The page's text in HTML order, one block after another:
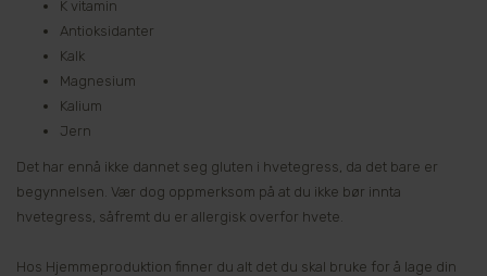
K vitamin
Antioksidanter
Kalk
Magnesium
Kalium
Jern
Det har ennå ikke dannet seg gluten i hvetegress, da det bare er
begynnelsen. Vær dog oppmerksom på at du ikke bør innta
hvetegress, såfremt du er allergisk overfor hvete.
Hos Hjemmeproduktion finner du alt det du skal bruke for å lage din